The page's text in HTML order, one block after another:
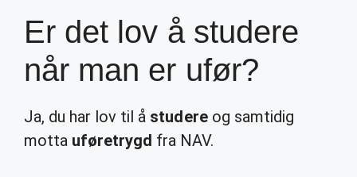
Er det lov å studere
når man er ufør?
Ja, du har lov til å studereog samtidig
motta uføretrygd fra NAV.